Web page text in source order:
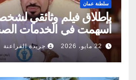
سلطنة عمان
بإطلاق فيلم وثائقي
أسهمت في الخدمات
22 مايو، 2026 جريدة الفراعنة